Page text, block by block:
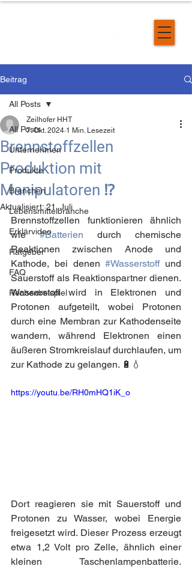
Beitrag
All Posts
Unternehmen
Produkte
Branchen
Lebensmittelbranche
Erklärvideo
Ratgeber
FAQ
Rechenbeispiel
All Posts
Brennstoffzellen
Produktion mit
Manipulatoren ⁉️
Zeilhofer HHT
7. Okt. 2024 1 Min. Lesezeit
Aktualisiert:21. Juli
Brennstoffzellen funktionieren ähnlich
wie #Batterien durch chemische
Reaktionen zwischen Anode und
Kathode, bei denen #Wasserstoff und
Sauerstoff als Reaktionspartner dienen.
Wasserstoff wird in Elektronen und
Protonen aufgeteilt, wobei Protonen
durch eine Membran zur Kathodenseite
wandern, während Elektronen einen
äußeren Stromkreislauf durchlaufen, um
zur Kathode zu gelangen. 🔋💧
https://youtu.be/RH0mHQ1iK_o
Dort reagieren sie mit Sauerstoff und
Protonen zu Wasser, wobei Energie
freigesetzt wird. Dieser Prozess erzeugt
etwa 1,2 Volt pro Zelle, ähnlich einer
kleinen Taschenlampenbatterie.